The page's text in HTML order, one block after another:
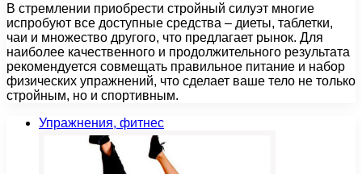
В стремлении приобрести стройный силуэт многие
испробуют все доступные средства – диеты, таблетки,
чаи и множество другого, что предлагает рынок. Для
наиболее качественного и продолжительного результата
рекомендуется совмещать правильное питание и набор
физических упражнений, что сделает ваше тело не только
стройным, но и спортивным.
Упражнения, фитнес